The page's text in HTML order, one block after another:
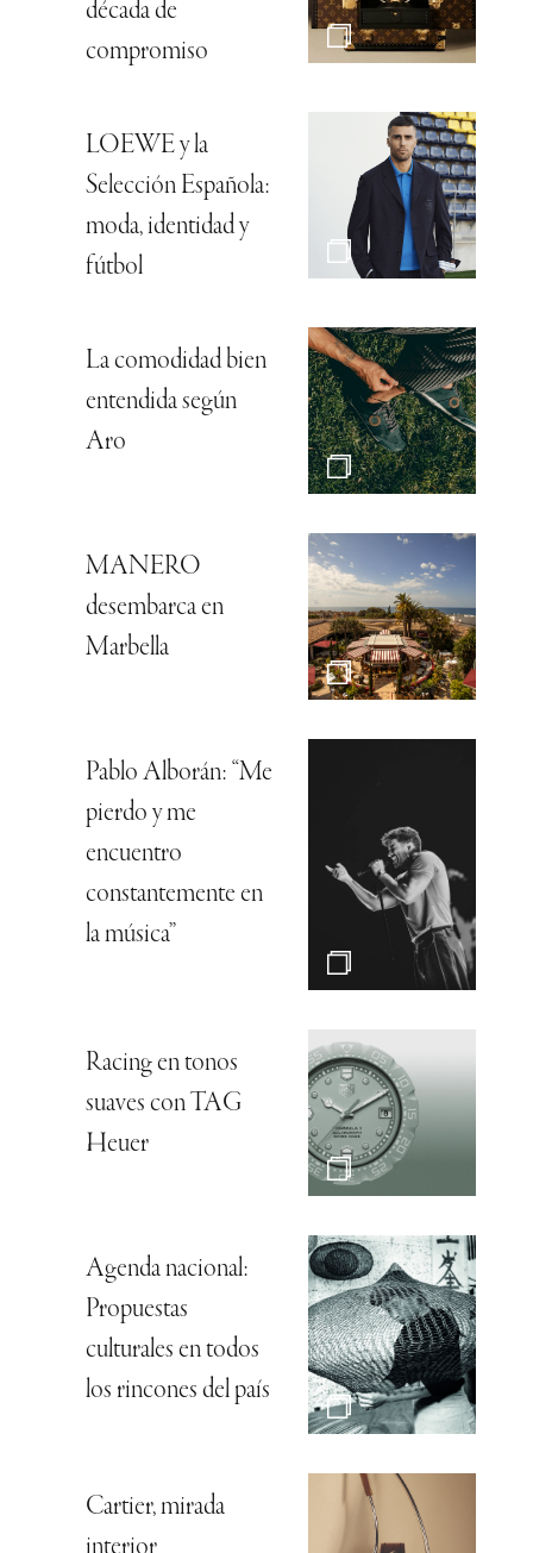
década de
compromiso
LOEWE y la
Selección Española:
moda, identidad y
fútbol
La comodidad bien
entendida según
Aro
MANERO
desembarca en
Marbella
Pablo Alborán: “Me
pierdo y me
encuentro
constantemente en
la música”
Racing en tonos
suaves con TAG
Heuer
Agenda nacional:
Propuestas
culturales en todos
los rincones del país
Cartier, mirada